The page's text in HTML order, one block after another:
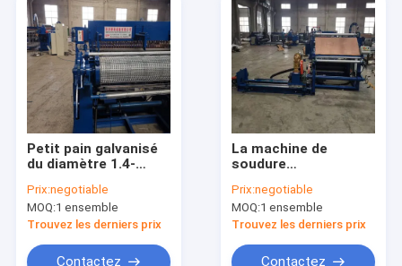
Petit pain galvanisé
du diamètre 1.4-
de soudure d'arbre
d'entraînement de fil
Prix:negotiable
MOQ:1 ensemble
Trouvez les derniers prix
Contactez
La machine de
soudure
d'arbre
d'entraînement de
longueur de 130m
câblent Thom Shaft
Prix:negotiable
MOQ:1 ensemble
Trouvez les derniers prix
Contactez